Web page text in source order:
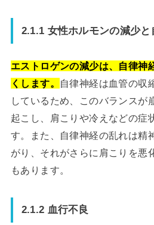
2.1.1 女性ホルモンの減少
エストロゲンの減少は、自律神
くします。
自律神経は血管の収
しているため、このバランスが
起こし、肩こりや冷えなどの症
す。また、自律神経の乱れは精
がり、それがさらに肩こりを悪
もあります。
2.1.2 血行不良